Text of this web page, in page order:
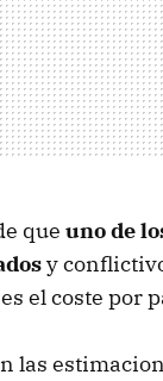
que uno de
y
el coste por
las